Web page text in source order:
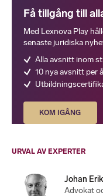
Få tillgång till
Med Lexnova Play
senaste juridiska
Alla avsnitt inom
10 nya avsnitt per
KOM IGÅNG
URVAL AV EXPERTER
Johan
Advokat